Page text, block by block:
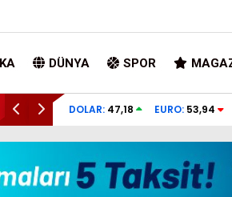
DÜNYA SPOR
FETÖ’nün suikast timindeki Burkay
yeri söyledi, ekipler harekete geçti
DOLAR: 47,18 EURO: 53,94